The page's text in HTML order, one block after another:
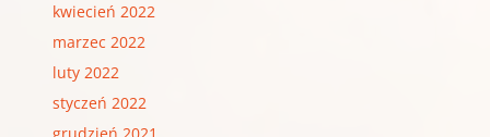
kwiecień 2022
marzec 2022
luty 2022
styczeń 2022